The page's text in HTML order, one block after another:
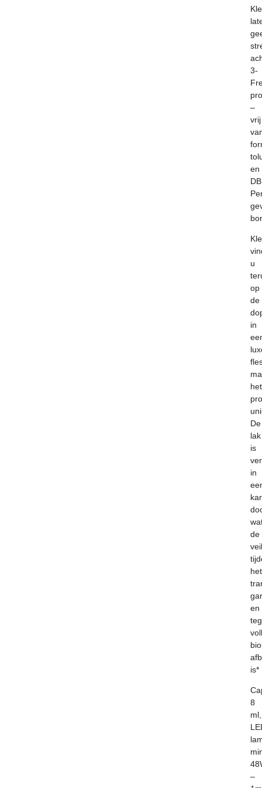
3-
–
vrij
en
K
u
op
de
in
het
De
lak
is
in
de
het
en
is*
8
ml,
–